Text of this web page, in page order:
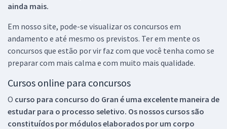
ainda mais.
Em nosso site, pode-se visualizar os concursos em
andamento e até mesmo os previstos. Ter em mente os
concursos que estão por vir faz com que você tenha como se
preparar com mais calma e com muito mais qualidade.
Cursos online para concursos
O curso para concurso do Gran é uma excelente maneira de
estudar para o processo seletivo. Os nossos cursos são
constituídos por módulos elaborados por um corpo